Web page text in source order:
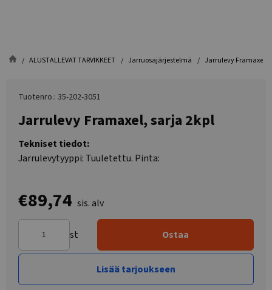
ALUSTALLEVAT TARVIKKEET Jarruosajärjestelmä Jarrulevy Framaxel,
Tuotenro.: 35-202-3051
Jarrulevy Framaxel, sarja 2kpl
Tekniset tiedot:
Jarrulevytyyppi: Tuuletettu. Pinta:
€89,74 sis. alv
st Ostaa
Lisää tarjoukseen